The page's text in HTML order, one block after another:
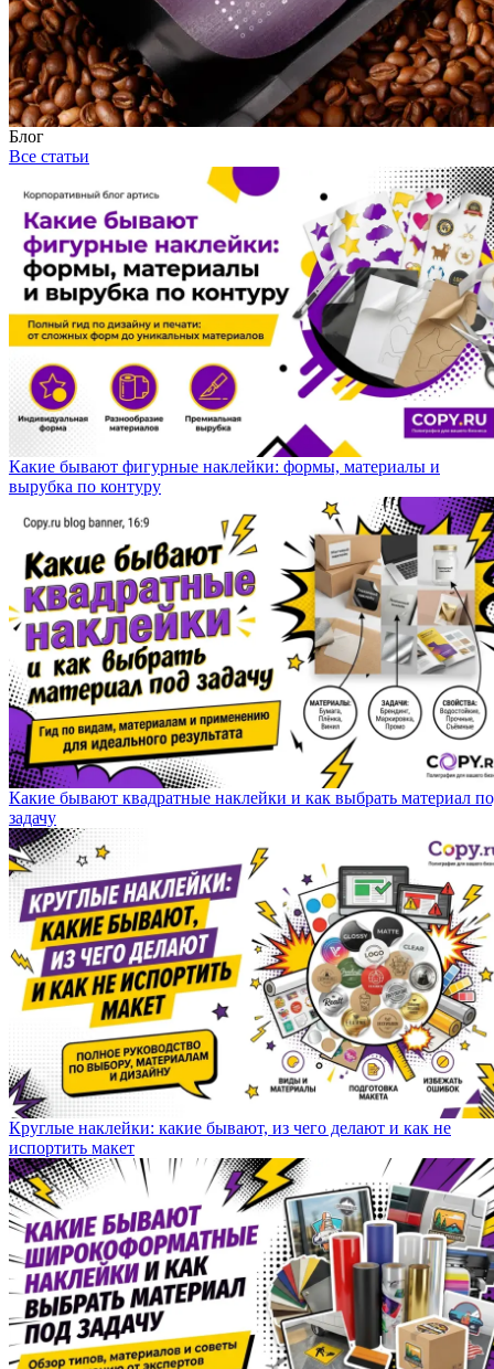
Блог
Все статьи
Какие бывают фигурные наклейки: формы, материалы и
вырубка по контуру
Какие бывают квадратные наклейки и как выбрать материал
задачу
Круглые наклейки: какие бывают, из чего делают и как не
испортить макет